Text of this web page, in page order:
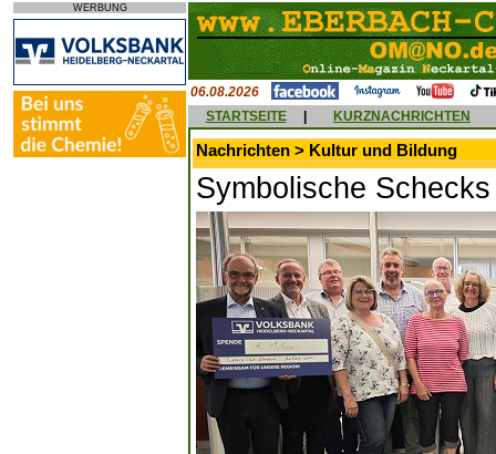
WERBUNG
06.08.2026
STARTSEITE
KURZNACHRICHTEN
Nachrichten > Kultur und Bildung
Symbolische